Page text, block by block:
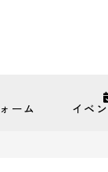
ーム イベ